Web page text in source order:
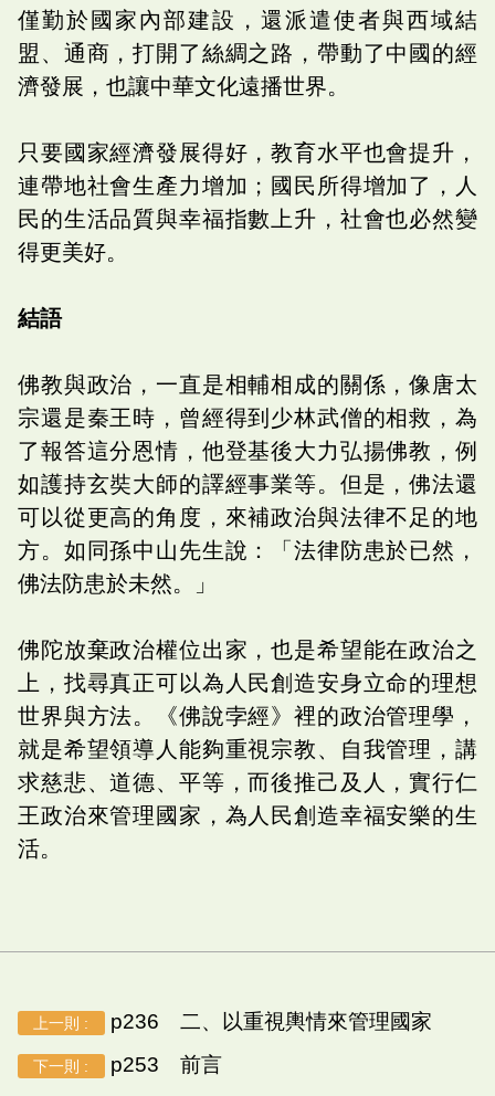
僅勤於國家內部建設，還派遣使者與西域結
盟、通商，打開了絲綢之路，帶動了中國的經
濟發展，也讓中華文化遠播世界。
只要國家經濟發展得好，教育水平也會提升，
連帶地社會生產力增加；國民所得增加了，人
民的生活品質與幸福指數上升，社會也必然變
得更美好。
結語
佛教與政治，一直是相輔相成的關係，像唐太
宗還是秦王時，曾經得到少林武僧的相救，為
了報答這分恩情，他登基後大力弘揚佛教，例
如護持玄奘大師的譯經事業等。但是，佛法還
可以從更高的角度，來補政治與法律不足的地
方。如同孫中山先生說：「法律防患於已然，
佛法防患於未然。」
佛陀放棄政治權位出家，也是希望能在政治之
上，找尋真正可以為人民創造安身立命的理想
世界與方法。《佛說孛經》裡的政治管理學，
就是希望領導人能夠重視宗教、自我管理，講
求慈悲、道德、平等，而後推己及人，實行仁
王政治來管理國家，為人民創造幸福安樂的生
活。
上一則 : p236 二、以重視輿情來管理國家
下一則 : p253 前言